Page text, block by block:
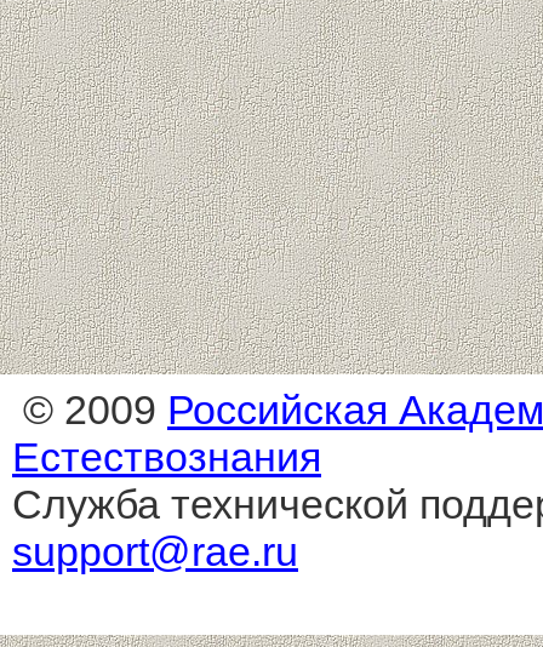
© 2009 Российская
Естествознания
Служба технической
support@rae.ru